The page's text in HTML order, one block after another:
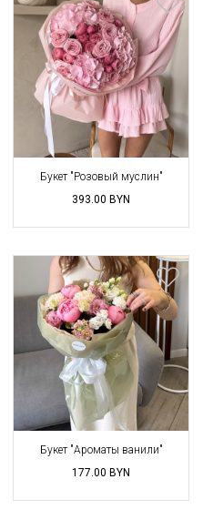
Букет "Розовый муслин"
393.00 BYN
Букет "Ароматы ванили"
177.00 BYN